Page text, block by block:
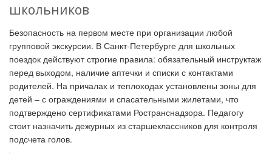
школьников
Безопасность на первом месте при организации любой
групповой экскурсии. В Санкт-Петербурге для школьных
поездок действуют строгие правила: обязательный инструктаж
перед выходом, наличие аптечки и списки с контактами
родителей. На причалах и теплоходах установлены зоны для
детей – с ограждениями и спасательными жилетами, что
подтверждено сертификатами Ространснадзора. Педагогу
стоит назначить дежурных из старшеклассников для контроля
подсчета голов.